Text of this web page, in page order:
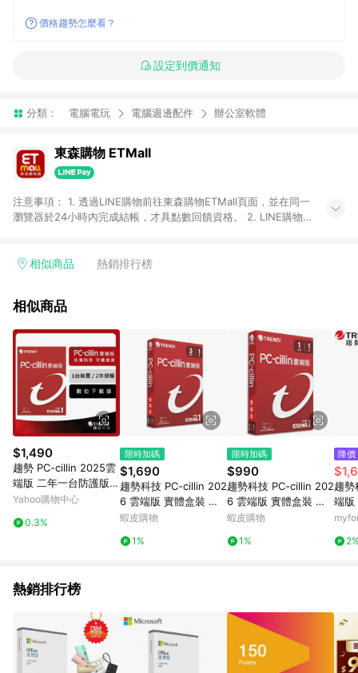
價格趨勢怎麼看？
設定到價通知
分類： 電腦電玩 電腦週邊配件 辦公室軟體
東森購物 ETMall
注意事項： 1. 透過LINE購物前往東森購物ETMall頁面，並在同一
瀏覽器於24小時內完成結帳，才具點數回饋資格。 2. LINE購物
單，皆不在點數回饋範圍內。 3. 如購買以下類別商品，將無法獲
球嚴選、商城、專案商品、「草莓網」全館商品。 4. 如取消訂
回饋。 5. 點數回饋會扣除所有折扣優惠後之最終發票金額計算，
實際回饋請依LINE購物通知為主。 6. 訂單如有使用東森購物
ETMall站內之折扣優惠(包含但不限於東森幣、樂透金、東森現金
券等)，不具點數回饋資格。詳細請依東森購物ETMall之結帳頁面
顯示為準。 7. LINE購物設有「單一商品最高回饋點數」機制(特
殊活動時開放「回饋無上限」)，以同一訂單中同一商品不論件數
計算，並依訂單成立時間當下LINE購物所設定的回饋機制為準。
8. LINE購物為購物資訊整合性平台，商品資料更新會有時間差，
如顯示之商品規格、顏色、價位、贈品與東森購物ETMall銷售網
頁不符，以銷售網頁標示為準。 9. 若有贈點爭議，請務必於訂單
日期+180天以內至LINE購物客服洽詢；若超過180天(含)以上進
行申訴，恕無法贈點回饋。 10. 部分點數紅包僅限指定商品使
用，或不適用於無回饋商品。各點數紅包之適用商品與使用條件
請依點數紅包頁面規則為準。
相似商品 熱銷排行榜
相似商品
$1,490
趨勢 PC-cillin 2025雲
端版 二年一台防護版 E
SD(序號下載版)
Yahoo購物中心
0.3%
限時加碼
$1,690
趨勢科技 PC-cillin 202
6 雲端版 實體盒裝 防
毒軟體首選 防詐騙 AI
蝦皮購物
1%
限時加碼
$990
趨勢科技 PC-cillin 202
6 雲端版 實體盒裝 防
毒軟體首選 防範詐騙 A
蝦皮購物
1%
降價
趨
端版
台標
熱銷排行榜